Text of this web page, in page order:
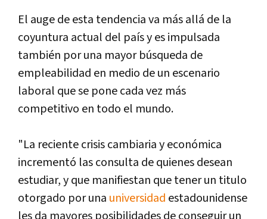
El auge de esta tendencia va más allá de la
coyuntura actual del país y es impulsada
también por una mayor búsqueda de
empleabilidad en medio de un escenario
laboral que se pone cada vez más
competitivo en todo el mundo.
"La reciente crisis cambiaria y económica
incrementó las consulta de quienes desean
estudiar, y que manifiestan que tener un titulo
otorgado por una universidad estadounidense